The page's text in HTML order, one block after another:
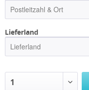
Lieferland